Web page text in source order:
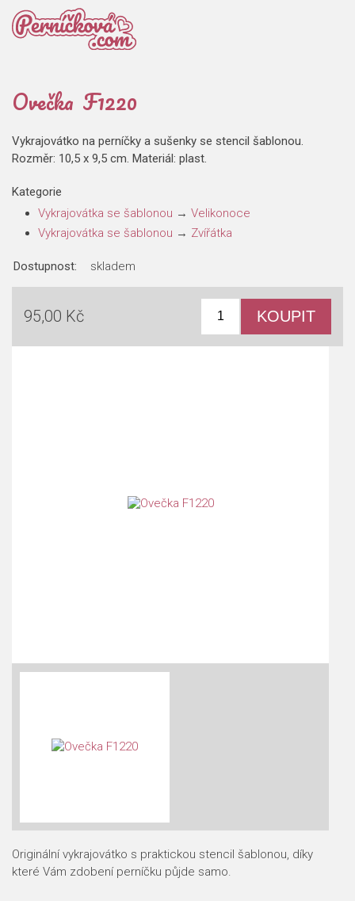
Ovečka F1220
Vykrajovátko na perníčky a sušenky se stencil šablonou.
Rozměr: 10,5 x 9,5 cm. Materiál: plast.
Kategorie
Vykrajovátka se šablonou → Velikonoce
Vykrajovátka se šablonou → Zvířátka
Dostupnost: skladem
95,00 Kč
Originální vykrajovátko s praktickou stencil šablonou, díky
které Vám zdobení perníčku půjde samo.